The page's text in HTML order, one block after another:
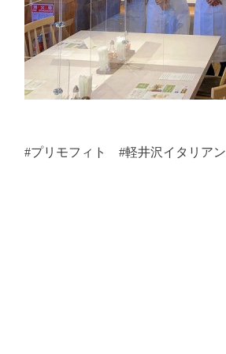
#プリモフィト #軽井沢イタリア